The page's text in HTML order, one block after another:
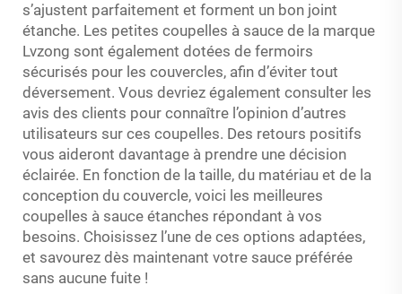
s’ajustent parfaitement et forment un bon joint
étanche. Les petites coupelles à sauce de la marque
Lvzong sont également dotées de fermoirs
sécurisés pour les couvercles, afin d’éviter tout
déversement. Vous devriez également consulter les
avis des clients pour connaître l’opinion d’autres
utilisateurs sur ces coupelles. Des retours positifs
vous aideront davantage à prendre une décision
éclairée. En fonction de la taille, du matériau et de la
conception du couvercle, voici les meilleures
coupelles à sauce étanches répondant à vos
besoins. Choisissez l’une de ces options adaptées,
et savourez dès maintenant votre sauce préférée
sans aucune fuite !